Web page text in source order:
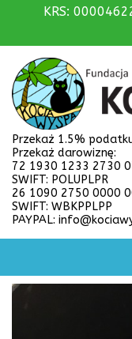
KRS:
Przekaż 1.5%
Przekaż darowiznę:
72 1930 1233 2730
SWIFT: POLUPLPR
26 1090 2750 0000
SWIFT: WBKPPLPP
PAYPAL: